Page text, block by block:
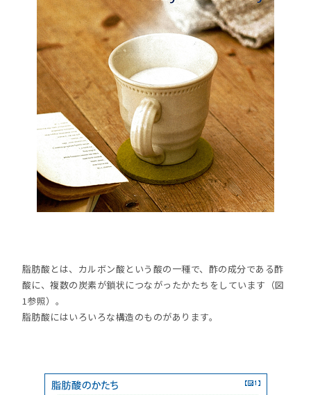
脂肪酸とは、カルボン酸という酸の一種で、酢の成分である酢
酸に、複数の炭素が鎖状につながったかたちをしています（図
1参照）。
脂肪酸にはいろいろな構造のものがあります。